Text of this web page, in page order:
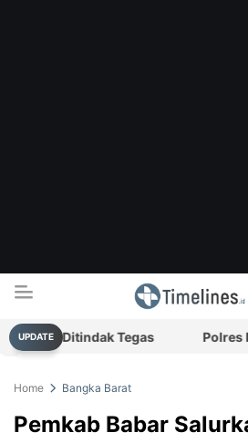
Timelines.id
Media Literasi, Sejarah & Budaya
UPDATE
Ditindak Tegas Polres
Home Bangka Barat
Pemkab Babar